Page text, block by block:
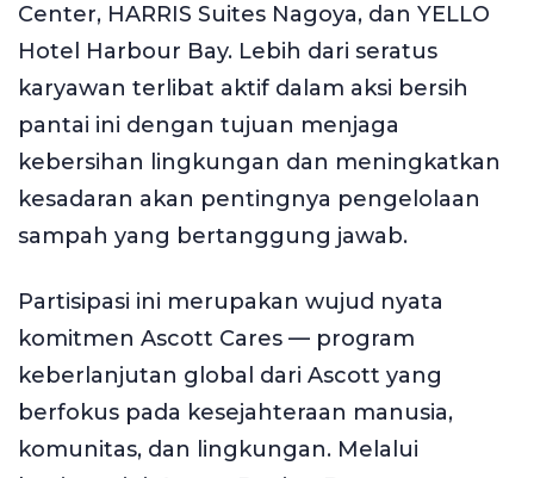
Center, HARRIS Suites Nagoya, dan YELLO
Hotel Harbour Bay. Lebih dari seratus
karyawan terlibat aktif dalam aksi bersih
pantai ini dengan tujuan menjaga
kebersihan lingkungan dan meningkatkan
kesadaran akan pentingnya pengelolaan
sampah yang bertanggung jawab.
Partisipasi ini merupakan wujud nyata
komitmen Ascott Cares — program
keberlanjutan global dari Ascott yang
berfokus pada kesejahteraan manusia,
komunitas, dan lingkungan. Melalui